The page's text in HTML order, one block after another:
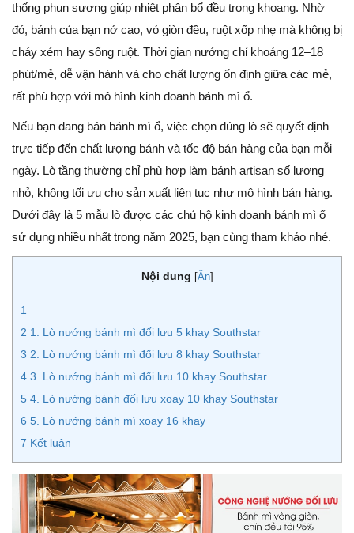
thống phun sương giúp nhiệt phân bổ đều trong khoang. Nhờ
đó, bánh của bạn nở cao, vỏ giòn đều, ruột xốp nhẹ mà không bị
cháy xém hay sống ruột. Thời gian nướng chỉ khoảng 12–18
phút/mẻ, dễ vận hành và cho chất lượng ổn định giữa các mẻ,
rất phù hợp với mô hình kinh doanh bánh mì ổ.
Nếu bạn đang bán bánh mì ổ, việc chọn đúng lò sẽ quyết định
trực tiếp đến chất lượng bánh và tốc độ bán hàng của bạn mỗi
ngày. Lò tầng thường chỉ phù hợp làm bánh artisan số lượng
nhỏ, không tối ưu cho sản xuất liên tục như mô hình bán hàng.
Dưới đây là 5 mẫu lò được các chủ hộ kinh doanh bánh mì ổ
sử dụng nhiều nhất trong năm 2025, bạn cùng tham khảo nhé.
Nội dung [Ẩn]
1
2 1. Lò nướng bánh mì đối lưu 5 khay Southstar
3 2. Lò nướng bánh mì đối lưu 8 khay Southstar
4 3. Lò nướng bánh mì đối lưu 10 khay Southstar
5 4. Lò nướng bánh đối lưu xoay 10 khay Southstar
6 5. Lò nướng bánh mì xoay 16 khay
7 Kết luận